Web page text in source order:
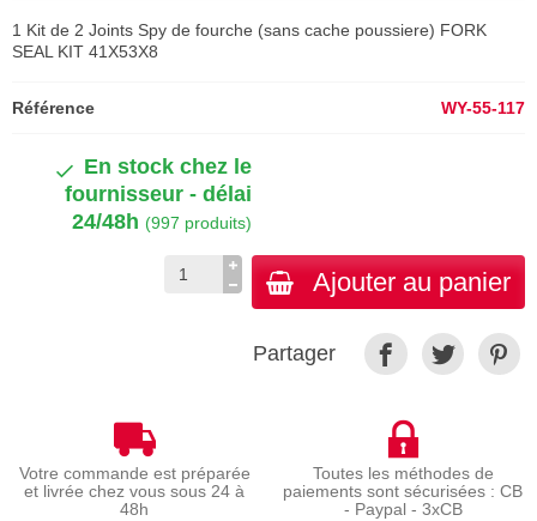
1 Kit de 2 Joints Spy de fourche (sans cache poussiere) FORK
SEAL KIT 41X53X8
Référence WY-55-117
En stock chez le
fournisseur - délai
24/48h (997 produits)
Ajouter au panier
Partager
Votre commande est préparée
et livrée chez vous sous 24 à
48h
Toutes les méthodes de
paiements sont sécurisées : CB
- Paypal - 3xCB